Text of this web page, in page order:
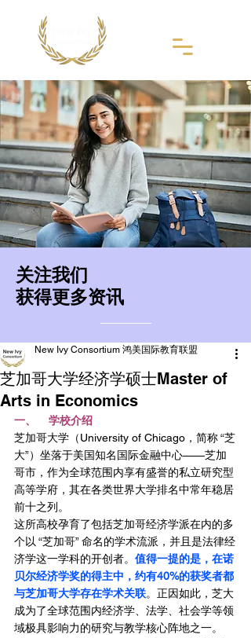
​关注我们
获得更多资讯
芝加哥大学经济学硕士Master of
Arts in Economics
New Ivy Consortium 鸿美国际教育联盟
一、    学校介绍
芝加哥大学（University of Chicago，简称 “芝
大”）坐落于美国知名国际金融中心——芝加
哥市，作为全球范围内享有盛誉的私立研究型
高等学府，其在各类世界大学排名中常年稳居
前十之列。
这所高校孕育了包括芝加哥经济学派在内的多
个以 “芝加哥” 命名的学术流派，并且是法律经
济学这一学科的开创者。 值得一提的是，在诺
贝尔经济学奖的得主中，约有40%的获奖者都
与芝加哥大学存在学术关联。正因如此，芝大
成为了全球范围内经济学、法学、社会学等领
域极具影响力的研究与教学核心阵地之一。